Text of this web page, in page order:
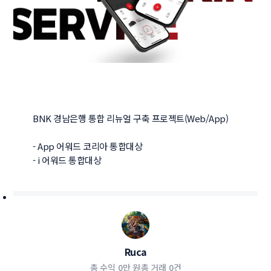
BNK 경남은행 통합 리뉴얼 구축 프로젝트(Web/App)
- App 어워드 코리아 통합대상
- i 어워드 통합대상
Ruca
총 수익 0만 원총 거래 0건